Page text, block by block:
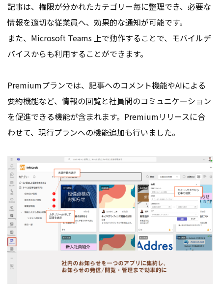
記事は、権限が分かれたカテゴリー毎に整理でき、必要な
情報を適切な従業員へ、効果的な通知が可能です。
また、Microsoft Teams 上で動作することで、モバイルデ
バイスからも利用することができます。
Premiumプランでは、記事へのコメント機能やAIによる
要約機能など、情報の回覧と社員間のコミュニケーション
を促進できる機能が含まれます。Premiumリリースに合
わせて、現行プランへの機能追加も行いました。